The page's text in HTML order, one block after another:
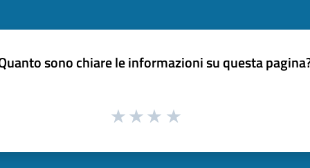
sono chiare le informazioni su questa